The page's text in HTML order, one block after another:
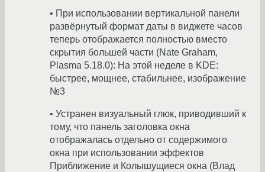
• При использовании вертикальной панели
развёрнутый формат даты в виджете часов
теперь отображается полностью вместо
скрытия большей части (Nate Graham,
Plasma 5.18.0): На этой неделе в KDE:
быстрее, мощнее, стабильнее, изображение
№3
• Устранен визуальный глюк, приводивший к
тому, что панель заголовка окна
отображалась отдельно от содержимого
окна при использовании эффектов
Приближение и Колышущиеся окна (Влад